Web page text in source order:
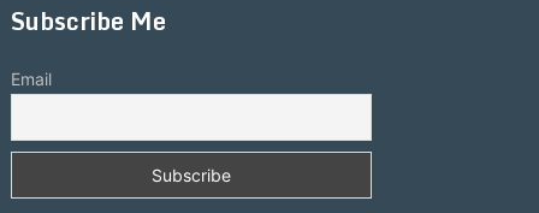
Subscribe Me
Email